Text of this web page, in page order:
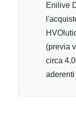
Enilive
(previa
circa